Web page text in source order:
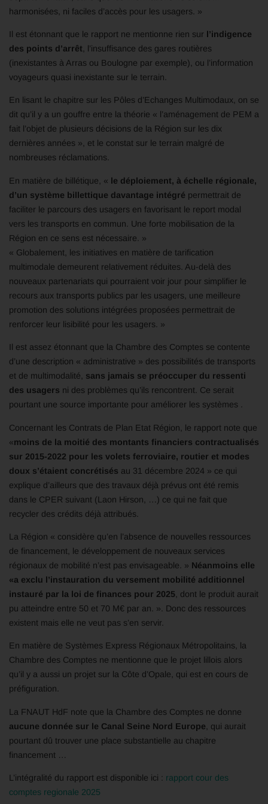
harmonisées, ni faciles d’accès pour les usagers. »
Il est étonnant que le rapport ne mentionne rien sur
l’indigence
des points d’arrêt , l’insuffisance des gares routières
(inexistantes à Arras ou Boulogne par exemple), ou l’information
voyageurs quasi inexistante sur le terrain.
En lisant le chapitre sur les Pôles d’Echanges Multimodaux, on se
dit qu’il y a un gouffre entre la théorie « l’aménagement de PEM a
fait l’objet de plusieurs décisions de la Région sur les dix
dernières années », et le constat sur le terrain malgré de
nombreuses réclamations.
En matière de billétique, «
le déploiement, à échelle régionale,
d’un système billettique davantage intégré permettrait de
faciliter le parcours des usagers en favorisant le report modal
vers les transports en commun. Une forte mobilisation de la
Région en ce sens est nécessaire. »
« Globalement, les initiatives en matière de tarification
multimodale demeurent relativement réduites. Au-delà des
nouveaux partenariats qui pourraient voir jour pour simplifier le
recours aux transports publics par les usagers, une meilleure
promotion des solutions intégrées proposées permettrait de
renforcer leur lisibilité pour les usagers. »
Il est assez étonnant que la Chambre des Comptes se contente
d’une description « administrative » des possibilités de transports
et de multimodalité, sans jamais se préoccuper du ressenti
des usagers ni des problèmes qu’ils rencontrent. Ce serait
pourtant une source importante pour améliorer les systèmes .
Concernant les Contrats de Plan Etat Région, le rapport note que
«moins de la moitié des montants financiers contractualisés
sur 2015-2022 pour les volets ferroviaire, routier et modes
doux s’étaient concrétisés au 31 décembre 2024 » ce qui
explique d’ailleurs que des travaux déjà prévus ont été remis
dans le CPER suivant (Laon Hirson, …) ce qui ne fait que
recycler des crédits déjà attribués.
La Région « considère qu’en l’absence de nouvelles ressources
de financement, le développement de nouveaux services
régionaux de mobilité n’est pas envisageable. » Néanmoins elle
«a exclu l’instauration du versement mobilité additionnel
instauré par la loi de finances pour 2025 , dont le produit aurait
pu atteindre entre 50 et 70 M€ par an. ». Donc des ressources
existent mais elle ne veut pas s’en servir.
En matière de Systèmes Express Régionaux Métropolitains, la
Chambre des Comptes ne mentionne que le projet lillois alors
qu’il y a aussi un projet sur la Côte d’Opale, qui est en cours de
préfiguration.
La FNAUT HdF note que la Chambre des Comptes ne donne
aucune donnée sur le Canal Seine Nord Europe , qui aurait
pourtant dû trouver une place substantielle au chapitre
financement …
L’intégralité du rapport est disponible ici : rapport cour des
comptes regionale 2025